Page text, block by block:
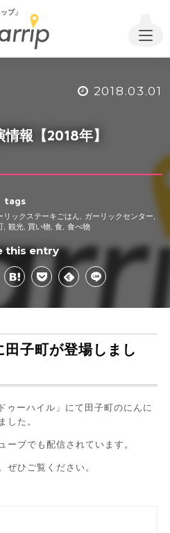
プ」
2018.03.01
報【2018年】
tags
リックステーキごはん ガーリックセンター
観光, 買い物, 食 食べ物
this entry
子町が登場しまし
ゥーハイル」にて田子町のにんに
した。
ーブでも配信されています。
ぜひご覧ください。